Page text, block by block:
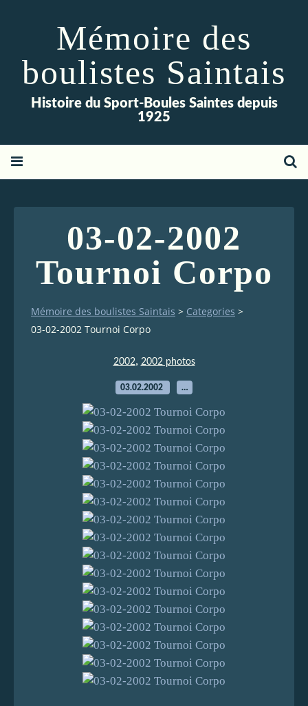
Mémoire des
boulistes Saintais
Histoire du Sport-Boules Saintes depuis
1925
03-02-2002
Tournoi Corpo
Mémoire des boulistes Saintais > Categories >
03-02-2002 Tournoi Corpo
2002, 2002 photos
03.02.2002 …